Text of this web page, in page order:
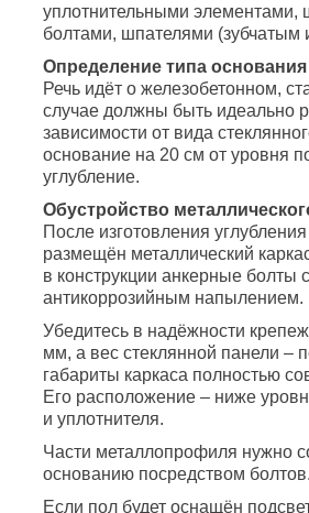
уплотнительными элементами,
болтами, шпателями
Определение типа основания
Речь идёт о железобетонном,
случае должны быть идеально
зависимости от вида
основание на 20 см от уровня
углубление.
Обустройство
После изготовления
размещён металлический
в конструкции анкерные
антикоррозийным напылением.
Убедитесь в надёжности
мм, а вес стеклянной панели –
габариты каркаса полностью
Его расположение – ниже
и уплотнителя.
Части металлопрофиля нужно
основанию посредством болтов.
Если пол будет оснащён